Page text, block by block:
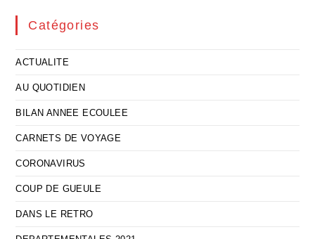
Catégories
ACTUALITE
AU QUOTIDIEN
BILAN ANNEE ECOULEE
CARNETS DE VOYAGE
CORONAVIRUS
COUP DE GUEULE
DANS LE RETRO